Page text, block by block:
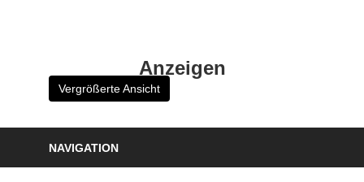
Anzeigen
Vergrößerte Ansicht
NAVIGATION